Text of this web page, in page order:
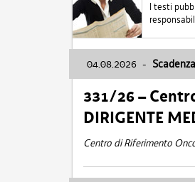
I testi
04.08.2026 -
331/26 –
DIRIGENTE
Centro di Riferimento